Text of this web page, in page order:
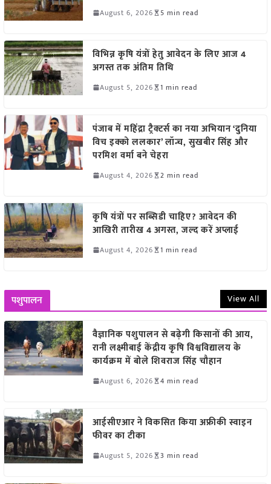
August 6, 2026 5 min read
विभिन्न कृषि यंत्रों हेतु आवेदन के लिए आज 4
अगस्त तक अंतिम तिथि
August 5, 2026 1 min read
पंजाब में महिंद्रा ट्रैक्टर्स का नया अभियान ‘दुनिया
विच इक्को ललकार’ लॉन्च, सुखबीर सिंह और
परमिश वर्मा बने चेहरा
August 4, 2026 2 min read
कृषि यंत्रों पर सब्सिडी चाहिए? आवेदन की
आखिरी तारीख 4 अगस्त, जल्द करें अप्लाई
August 4, 2026 1 min read
पशुपालन View All
वैज्ञानिक पशुपालन से बढ़ेगी किसानों की आय,
रानी लक्ष्मीबाई केंद्रीय कृषि विश्वविद्यालय के
कार्यक्रम में बोले शिवराज सिंह चौहान
August 6, 2026 4 min read
आईसीएआर ने विकसित किया अफ्रीकी स्वाइन
फीवर का टीका
August 5, 2026 3 min read